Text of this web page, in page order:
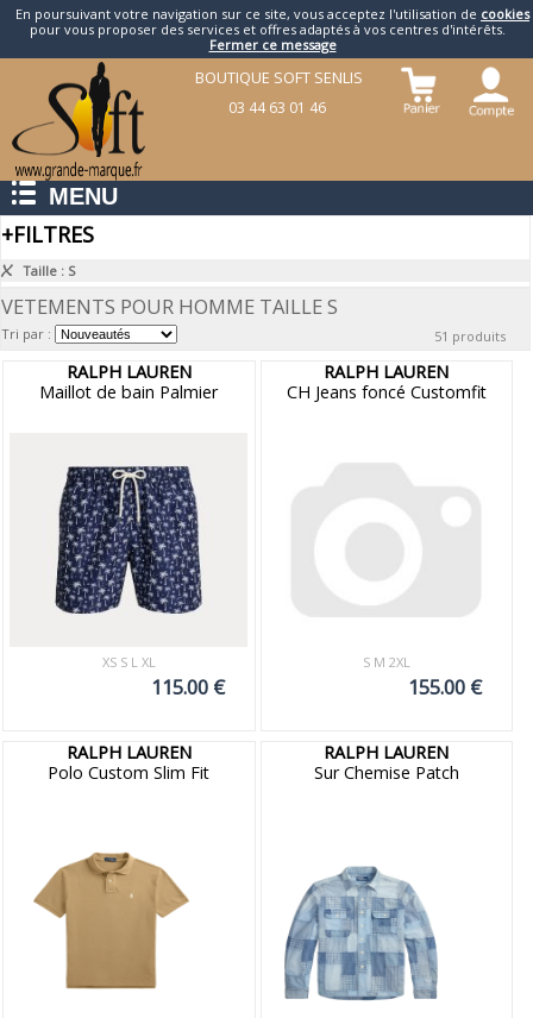
En poursuivant votre navigation sur ce site, vous acceptez l'utilisation de cookies
pour vous proposer des services et offres adaptés à vos centres d'intérêts.
Fermer ce message
BOUTIQUE SOFT SENLIS
03 44 63 01 46
MENU
+FILTRES
Taille : S
VETEMENTS POUR HOMME TAILLE S
Tri par : 51 produits
RALPH LAUREN
Maillot de bain Palmier
XS S L XL
115.00 €
RALPH LAUREN
CH Jeans foncé Customfit
S M 2XL
155.00 €
RALPH LAUREN
Polo Custom Slim Fit
RALPH LAUREN
Sur Chemise Patch